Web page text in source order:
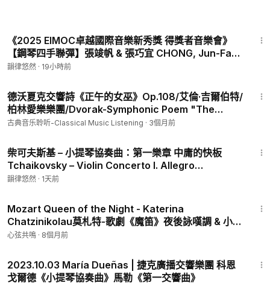
《2025 EIMOC卓越國際音樂新秀獎 得獎者音樂會》
【鋼琴四手聯彈】張竣帆 & 張巧宜 CHONG, Jun-Fan
& CHONG, Chiao-Yi
韻律悠然 · 19小時前
德沃夏克交響詩《正午的女巫》Op.108/艾倫·吉爾伯特/
柏林愛樂樂團/Dvorak-Symphonic Poem "The
Noonday Witches" Op.108/Alan Gilbert/Berliner
古典音乐聆听-Classical Music Listening · 3個月前
柴可夫斯基 – 小提琴協奏曲：第一樂章 中庸的快板
Tchaikovsky – Violin Concerto I. Allegro
moderato, Sejoon Oh – violin, Wojciech Pławner –
韻律悠然 · 1天前
Mozart Queen of the Night - Katerina
Chatzinikolau莫札特-歌劇《魔笛》夜後詠嘆調 & 小提
琴·Katerina Chatzinikolau｜蒙蒂-查爾達什舞曲｜
心弦共鳴 · 8個月前
2023.10.03 María Dueñas | 捷克廣播交響樂團 科恩
戈爾德《小提琴協奏曲》馬勒《第一交響曲》